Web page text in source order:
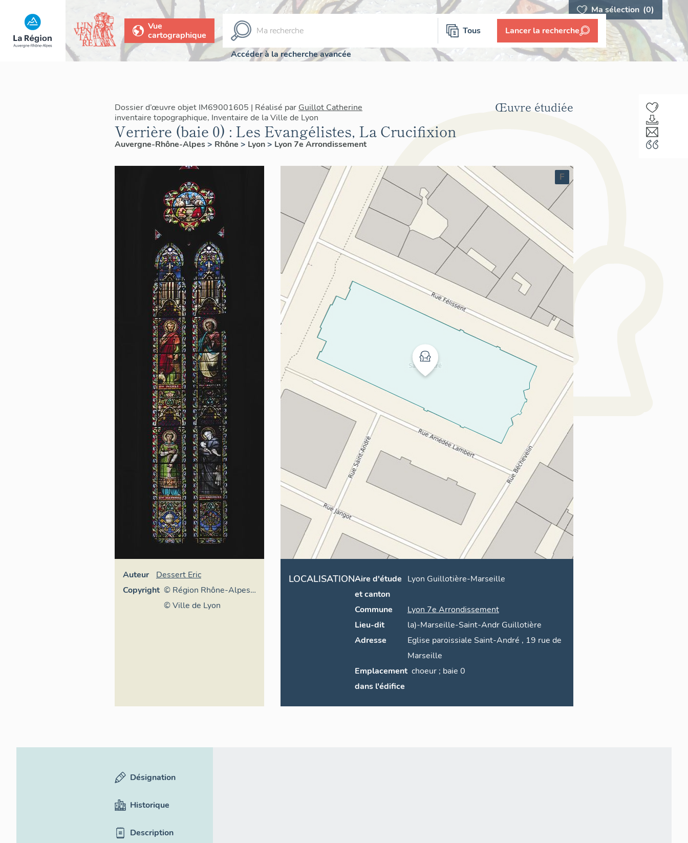
Ma sélection (0)
Vue
cartographique
Tous Lancer la recherche
Accéder à la recherche avancée
Dossier d’œuvre objet IM69001605 | Réalisé par Guillot Catherine
inventaire topographique, Inventaire de la Ville de Lyon
Verrière (baie 0) : Les Evangélistes, La Crucifixion
Auvergne-Rhône-Alpes> Rhône > Lyon> Lyon 7e Arrondissement
Œuvre étudiée
Auteur
Dessert Eric
Copyright © Région Rhône-Alpes,
Inventaire général du
© Ville de Lyon
F
LOCALISATIONAire d'étude
et canton
Lyon Guillotière-Marseille
Commune
Lyon 7e Arrondissement
Lieu-dit
la)-Marseille-Saint-Andr Guillotière
Adresse
Eglise paroissiale Saint-André , 19 rue de
Marseille
Emplacement
dans l'édifice
choeur ; baie 0
Désignation
Historique
Description